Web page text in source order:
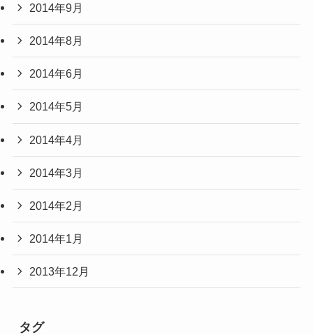
2014年9月
2014年8月
2014年6月
2014年5月
2014年4月
2014年3月
2014年2月
2014年1月
2013年12月
タグ